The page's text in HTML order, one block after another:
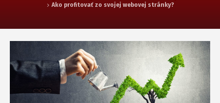
Ako profitovať zo svojej webovej stránky?